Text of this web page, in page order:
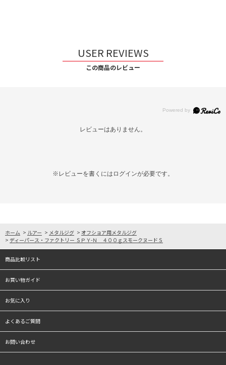
USER REVIEWS
この商品のレビュー
レビューはありません。
※レビューを書くには ログインが必要です。
ホーム > ルアー > メタルジグ > オフショア用メタルジグ
> ディーパース・ファクトリー ＳＰＹ-Ｎ ４００ｇスモークヌードＳ
商品比較リスト
お買い物ガイド
お気に入り
よくあるご質問
お問い合わせ